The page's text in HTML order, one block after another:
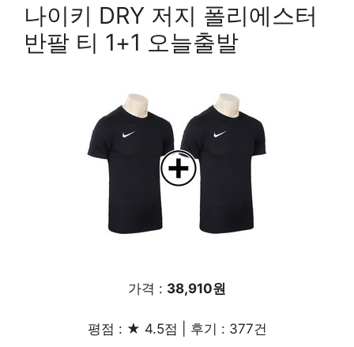
나이키 DRY 저지 폴리에스터
반팔 티 1+1 오늘출발
가격 : 38,910원
평점 : ★ 4.5점 | 후기 : 377건